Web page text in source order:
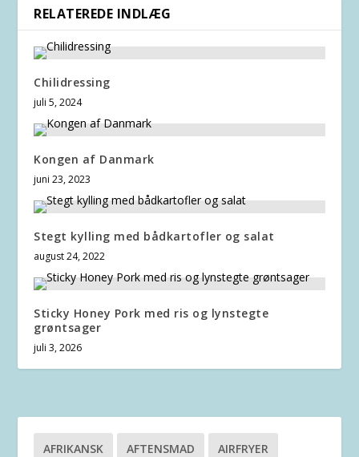
RELATEREDE INDLÆG
Chilidressing
juli 5, 2024
Kongen af Danmark
juni 23, 2023
Stegt kylling med bådkartofler og salat
august 24, 2022
Sticky Honey Pork med ris og lynstegte
grøntsager
juli 3, 2026
AFRIKANSK AFTENSMAD AIRFRYER